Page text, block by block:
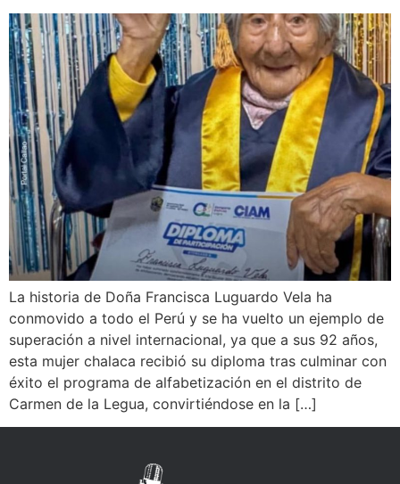
La historia de Doña Francisca Luguardo Vela ha
conmovido a todo el Perú y se ha vuelto un ejemplo de
superación a nivel internacional, ya que a sus 92 años,
esta mujer chalaca recibió su diploma tras culminar con
éxito el programa de alfabetización en el distrito de
Carmen de la Legua, convirtiéndose en la […]